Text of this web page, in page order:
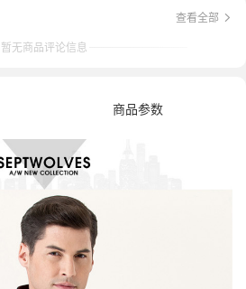
查看全部
暂无商品评论信息
商品参数